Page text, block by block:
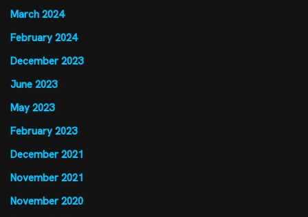
March 2024
February 2024
December 2023
June 2023
May 2023
February 2023
December 2021
November 2021
November 2020